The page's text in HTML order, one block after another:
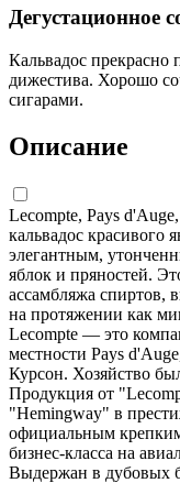
Дегустационное
Кальвадос прекрасно
дижестива. Хорошо
сигарами.
Описание
Lecompte, Pays
кальвадос красивого
элегантным,
яблок и пряностей.
ассамбляжа спиртов,
на протяжении как
Lecompte — это
местности Pays
Курсон. Хозяйство
Продукция от
"Hemingway" в
официальным
бизнес-класса на
Выдержан в дубовых